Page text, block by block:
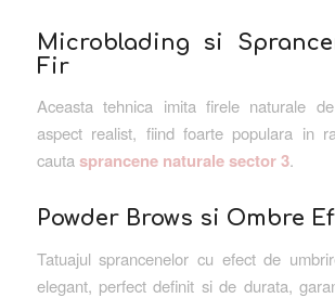
Microblading si
Fir
Aceasta tehnica imita firele naturale
aspect realist, fiind foarte populara in
cauta sprancene naturale sector 3.
Powder Brows si Ombre
Tatuajul sprancenelor cu efect de
elegant, perfect definit si de durata,